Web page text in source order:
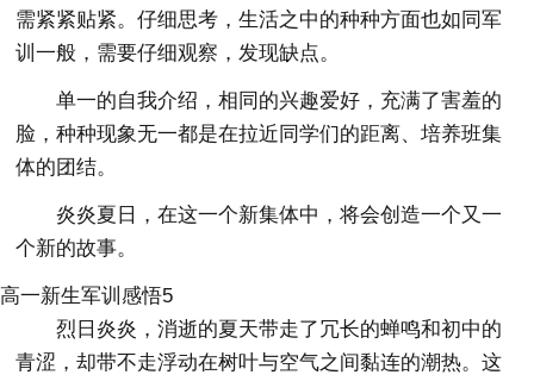
需紧紧贴紧。仔细思考，生活之中的种种方面也如同军
训一般，需要仔细观察，发现缺点。
单一的自我介绍，相同的兴趣爱好，充满了害羞的
脸，种种现象无一都是在拉近同学们的距离、培养班集
体的团结。
炎炎夏日，在这一个新集体中，将会创造一个又一
个新的故事。
高一新生军训感悟5
烈日炎炎，消逝的夏天带走了冗长的蝉鸣和初中的
青涩，却带不走浮动在树叶与空气之间黏连的潮热。这